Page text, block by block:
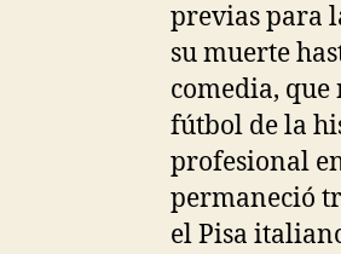
previas para
su muerte
comedia,
fútbol de la
profesional
permaneció
el Pisa